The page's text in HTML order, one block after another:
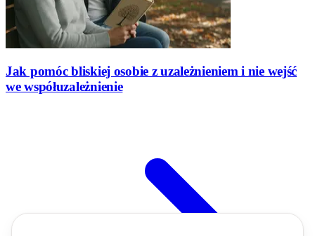
Jak pomóc bliskiej osobie z uzależnieniem i nie wejść
we współuzależnienie